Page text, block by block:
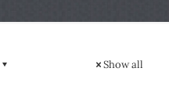
Show all